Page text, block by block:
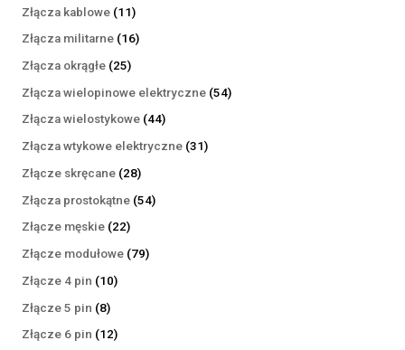
Złącza kablowe 1111
produktów
Złącza militarne 1616
Złącza okrągłe 2525
produktów
Złącza wielopinowe elektryczne 5454
Złącza wielostykowe 4444
produkty
Złącza wtykowe elektryczne 3131
Złącze skręcane 2828
produktów
Złącza prostokątne 5454
Złącze męskie 2222
produkty
Złącze modułowe 7979
Złącze 4 pin 1010
Złącze 5 pin 88
produktów
Złącze 6 pin 1212